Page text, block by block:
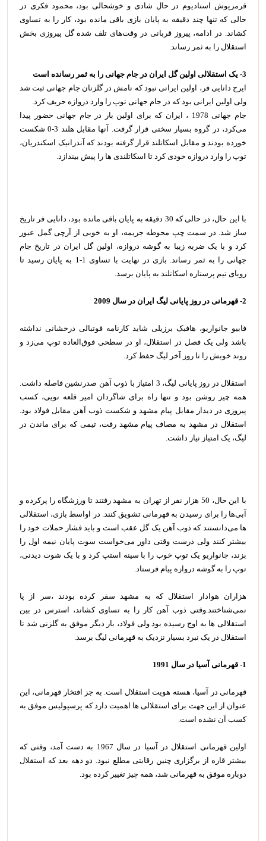
قرمزپوش استادیوم در حال شادی و خوشحالی بود، محمود فکری در
حالی که تنها چند دقیقه به پایان بازی باقی مانده بود، کار را به تساوی
کشاند. در ادامه، پیروز قربانی در وقت‌های تلف شده گل پیروزی بخش
استقلال را به ثمر رساند.
3- یک استقلالی اولین گل ایران در جام جهانی را به ثمر رسانده است
ایرج دانایی فر، اولین ایرانی نبود که نامش در گلزنان جام جهانی ثبت شد
ولی اولین ایرانی بود که در جام جهانی توپ را وارد دروازه حریف کرد.
جام جهانی 1978 ، ایران که برای اولین بار در جام جهانی حضور پیدا
می‌کرد، در گروه بسیار سختی قرار گرفت. آنها مقابل هلند 3-0 شکست
خورده بودند و مقابل اسکاتلند قرار گرفته بودند که آندرانیک اسکندریان،
توپ را وارد دروازه خودی کرد تا اسکاتلندی ها را پیش بیندازد.
با این حال، در حالی که 30 دقیقه به پایان باقی مانده بود، دانایی فر تاریخ
ساز شد. در سمت چپ محوطه جریمه، او به خوبی از آرچی گمل عبور
کرد و با یک ضربه زیبا به گوشه دروازه، اولین گل ایران در تاریخ جام
جهانی را به ثمر رساند. بازی در نهایت با تساوی 1-1 به پایان رسید تا
رویای تیم پرستاره اسکاتلند به پایان برسد.
2- قهرمانی در روز پایانی لیگ ایران در سال 2009
فابیو جانواریو، هافبک برزیلی شاید کارنامه فوتبالی درخشانی نداشته
باشد ولی یک فصل در استقلال، او در سطحی فوق‌العاده توپ می‌زد و
روند خوبش را تا روز آخر لیگ حفظ کرد.
استقلال در روز پایانی لیگ، 3 امتیاز با ذوب آهن صدرنشین فاصله داشت.
همه چیز روشن بود و تنها راه برای شاگردان امیر قلعه نویی، کسب
پیروزی در دیدار مقابل پیام مشهد و شکست ذوب آهن مقابل فولاد بود.
استقلال در مشهد به مصاف پیام مشهد رفت، تیمی که برای ماندن در
لیگ، یک امتیاز نیاز داشت.
با این حال، 50 هزار نفر از تهران به مشهد رفتند تا ورزشگاه را پرکرده و
آبی‌‌ها را برای رسیدن به قهرمانی تشویق کنند. در اواسط بازی، استقلالی
ها می‌دانستند که ذوب آهن یک گل عقب است و باید فشار حملات خود را
بیشتر کنند ولی درست وقتی داور می‌خواست سوت پایان نیمه اول را
بزند، جانواریو یک توپ خوب را با سینه استپ کرد و با یک شوت دیدنی،
توپ را به گوشه دروازه پیام فرستاد.
هزاران هوادار استقلال که به مشهد سفر کرده بودند ،سر از پا
نمی‌شناختند.وقتی ذوب آهن کار را به تساوی کشاند، استرس در بین
استقلالی ها به اوج رسیده بود ولی فولاد، بار دیگر موفق به گلزنی شد تا
استقلال در یک نبرد بسیار نزدیک به قهرمانی لیگ برسد.
1- قهرمانی آسیا در سال 1991
قهرمانی در آسیا، هسته هویت استقلال است. به جز افتخار قهرمانی، این
عنوان از این جهت برای استقلالی ها اهمیت دارد که پرسپولیس موفق به
کسب آن نشده است.
اولین قهرمانی استقلال در آسیا در سال 1967 به دست آمد، وقتی که
بیشتر قاره از برگزاری چنین رقابتی مطلع نبود. دو دهه بعد که استقلال
دوباره موفق به قهرمانی شد، همه چیز تغییر کرده بود.